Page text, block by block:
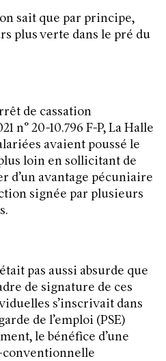
sait que par principe,
plus verte dans le pré du
de cassation
n° 20-10.796 F-P, La Halle
avaient poussé le
loin en sollicitant de
d’un avantage pécuniaire
signée par plusieurs
pas aussi absurde que
de signature de ces
s’inscrivait dans
de l’emploi (PSE)
le bénéfice d’une